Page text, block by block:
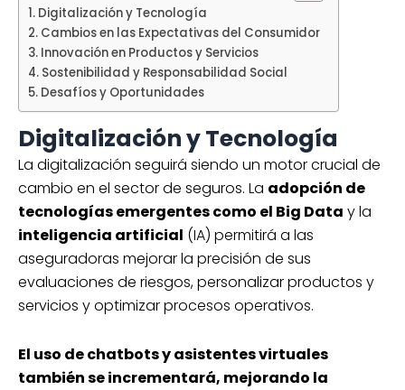
Digitalización y Tecnología
Cambios en las Expectativas del Consumidor
Innovación en Productos y Servicios
Sostenibilidad y Responsabilidad Social
Desafíos y Oportunidades
Digitalización y Tecnología
La digitalización seguirá siendo un motor crucial de
cambio en el sector de seguros. La adopción de
tecnologías emergentes como el Big Data y la
inteligencia artificial (IA) permitirá a las
aseguradoras mejorar la precisión de sus
evaluaciones de riesgos, personalizar productos y
servicios y optimizar procesos operativos.
El uso de chatbots y asistentes virtuales
también se incrementará, mejorando la